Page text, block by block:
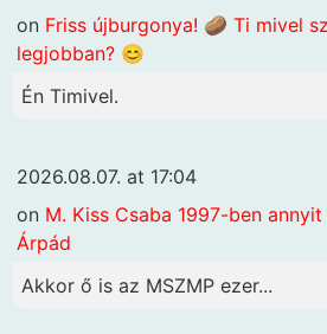
on Friss újburgonya! 🥔 Ti mivel
legjobban? 😊
Én Timivel.
2026.08.07. at 17:04
on M. Kiss Csaba 1997-ben
Árpád
Akkor ő is az MSZMP ezer...